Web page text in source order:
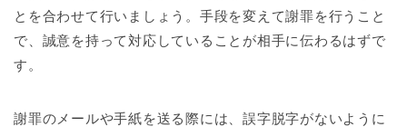
とを合わせて行いましょう。手段を変えて謝罪を行うこと
で、誠意を持って対応していることが相手に伝わるはずで
す。
謝罪のメールや手紙を送る際には、誤字脱字がないように